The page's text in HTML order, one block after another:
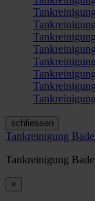
schliessen
Tankreinigung
Tankreinigung
×